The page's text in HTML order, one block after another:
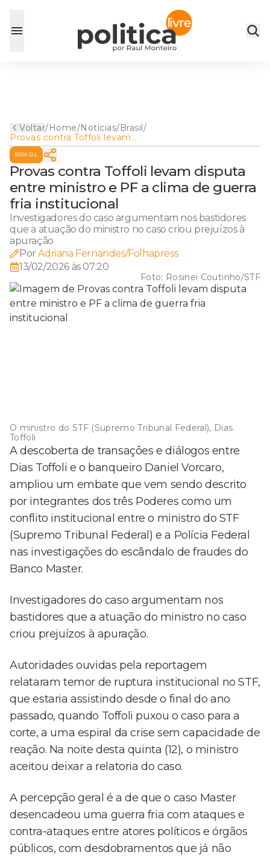
Voltar/Home/Noticias/Brasil/
Provas contra Toffoli levam
disputa entre ministro e PF a
clima de guerra fria
institucional
BRASIL
Provas contra Toffoli levam disputa
entre ministro e PF a clima de guerra
fria institucional
Investigadores do caso argumentam nos bastidores
que a atuação do ministro no caso criou prejuízos à
apuração
Por Adriana Fernandes/Folhapress
13/02/2026 às 07:20
Foto: Rosinei Coutinho/STF
O ministro do STF (Supremo Tribunal Federal), Dias
Toffoli
A descoberta de transações e diálogos entre
Dias Toffoli e o banqueiro Daniel Vorcaro,
ampliou um embate que vem sendo descrito
por integrantes dos três Poderes como um
conflito institucional entre o ministro do STF
(Supremo Tribunal Federal) e a Polícia Federal
nas investigações do escândalo de fraudes do
Banco Master.
Investigadores do caso argumentam nos
bastidores que a atuação do ministro no caso
criou prejuízos à apuração.
Autoridades ouvidas pela reportagem
relataram temor de ruptura institucional no STF,
que estaria assistindo desde o final do ano
passado, quando Toffoli puxou o caso para a
corte, a uma espiral da crise sem capacidade de
reação. Na noite desta quinta (12), o ministro
aceitou deixar a relatoria do caso.
A percepção geral é a de que o caso Master
desencadeou uma guerra fria com ataques e
contra-ataques entre atores políticos e órgãos
públicos, com desdobramentos que já não